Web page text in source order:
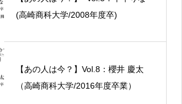
(高崎商科大学/2008年度卒)
【あの人は今？】Vol.8：櫻井 慶太
（高崎商科大学/2016年度卒業）